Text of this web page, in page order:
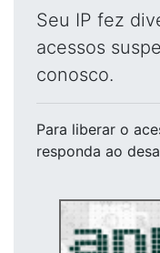
Seu IP fez
acessos
conosco.
Para liberar o
responda ao